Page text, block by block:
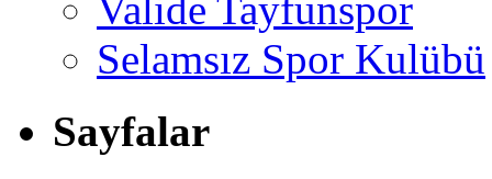
Selamsız Spor Kulübü
Sayfalar